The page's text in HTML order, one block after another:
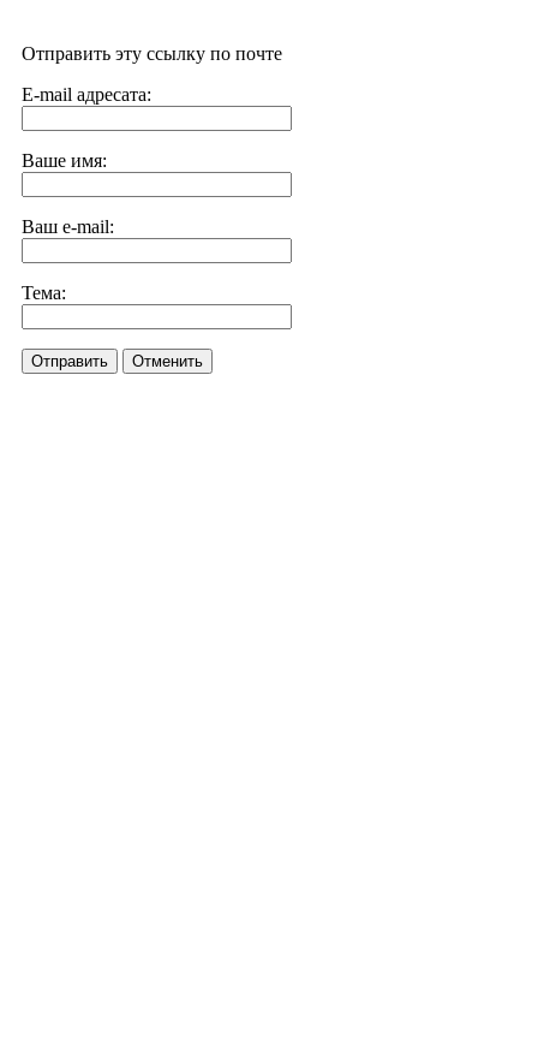
Отправить эту ссылку по почте
E-mail адресата:
Ваше имя:
Ваш e-mail:
Тема:
Отправить Отменить